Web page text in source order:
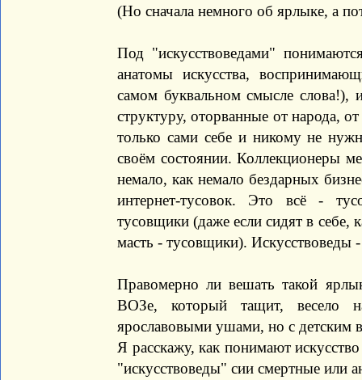
(Но сначала немного об ярлыке, а
Под "искусствоведами"
анатомы искусства,
самом буквальном смысле
структуру, оторванные от народа,
только сами себе и никому не
своём состоянии. Коллекционеры
немало, как немало бездарных
интернет-тусовок. Это всё -
тусовщики (даже если сидят в себе,
масть - тусовщики). Искусствоведы
Правомерно ли вешать такой
ВОЗе, который тащит, весело
ярославовыми ушами, но с детским
Я расскажу, как понимают
"искусствоведы" сии смертные или